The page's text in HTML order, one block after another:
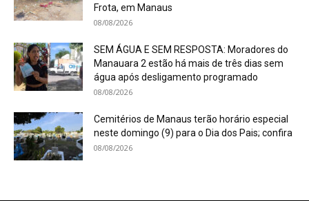
Frota, em Manaus
08/08/2026
SEM ÁGUA E SEM RESPOSTA: Moradores do
Manauara 2 estão há mais de três dias sem
água após desligamento programado
08/08/2026
Cemitérios de Manaus terão horário especial
neste domingo (9) para o Dia dos Pais; confira
08/08/2026